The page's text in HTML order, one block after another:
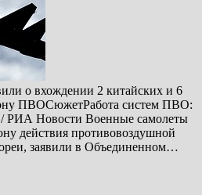
о вхождении 2 китайских и 6
ПВОСюжетРабота систем ПВО:
РИА Новости Военные самолеты
действия противовоздушной
заявили в Объединенном…